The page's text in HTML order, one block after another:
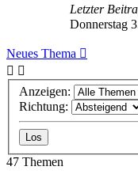
Letzter
Donnerstag
Neues Thema
Anzeigen:
Richtung:
47 Themen